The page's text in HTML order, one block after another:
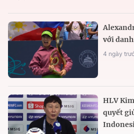
với
4 ngày
HLV
quyết